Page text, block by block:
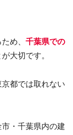
め、 千葉県での
大切です。
都では取れない
・千葉県内の建